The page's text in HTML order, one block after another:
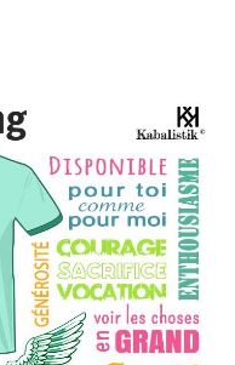
JE »